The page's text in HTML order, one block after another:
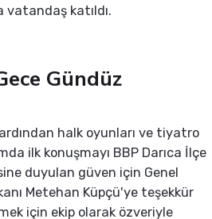
vatandaş katıldı.
Gündüz
halk oyunları ve tiyatro
ilk konuşmayı BBP Darıca İlçe
duyulan güven için Genel
Metehan Küpçü'ye teşekkür
için ekip olarak özveriyle